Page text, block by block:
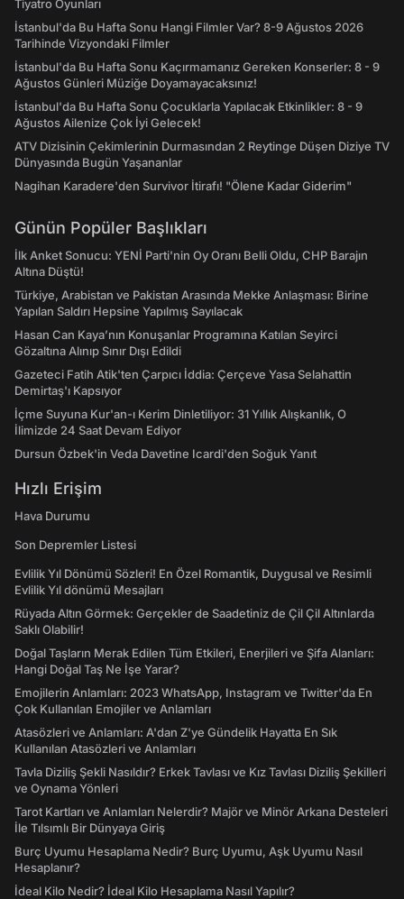
Tiyatro Oyunları
İstanbul'da Bu Hafta Sonu Hangi Filmler Var? 8-9 Ağustos 2026
Tarihinde Vizyondaki Filmler
İstanbul'da Bu Hafta Sonu Kaçırmamanız Gereken Konserler: 8 - 9
Ağustos Günleri Müziğe Doyamayacaksınız!
İstanbul'da Bu Hafta Sonu Çocuklarla Yapılacak Etkinlikler: 8 - 9
Ağustos Ailenize Çok İyi Gelecek!
ATV Dizisinin Çekimlerinin Durmasından 2 Reytinge Düşen Diziye TV
Dünyasında Bugün Yaşananlar
Nagihan Karadere'den Survivor İtirafı! "Ölene Kadar Giderim"
Günün Popüler Başlıkları
İlk Anket Sonucu: YENİ Parti'nin Oy Oranı Belli Oldu, CHP Barajın
Altına Düştü!
Türkiye, Arabistan ve Pakistan Arasında Mekke Anlaşması: Birine
Yapılan Saldırı Hepsine Yapılmış Sayılacak
Hasan Can Kaya’nın Konuşanlar Programına Katılan Seyirci
Gözaltına Alınıp Sınır Dışı Edildi
Gazeteci Fatih Atik'ten Çarpıcı İddia: Çerçeve Yasa Selahattin
Demirtaş'ı Kapsıyor
İçme Suyuna Kur'an-ı Kerim Dinletiliyor: 31 Yıllık Alışkanlık, O
İlimizde 24 Saat Devam Ediyor
Dursun Özbek'in Veda Davetine Icardi'den Soğuk Yanıt
Hızlı Erişim
Hava Durumu
Son Depremler Listesi
Evlilik Yıl Dönümü Sözleri! En Özel Romantik, Duygusal ve Resimli
Evlilik Yıl dönümü Mesajları
Rüyada Altın Görmek: Gerçekler de Saadetiniz de Çil Çil Altınlarda
Saklı Olabilir!
Doğal Taşların Merak Edilen Tüm Etkileri, Enerjileri ve Şifa Alanları:
Hangi Doğal Taş Ne İşe Yarar?
Emojilerin Anlamları: 2023 WhatsApp, Instagram ve Twitter'da En
Çok Kullanılan Emojiler ve Anlamları
Atasözleri ve Anlamları: A'dan Z'ye Gündelik Hayatta En Sık
Kullanılan Atasözleri ve Anlamları
Tavla Diziliş Şekli Nasıldır? Erkek Tavlası ve Kız Tavlası Diziliş Şekilleri
ve Oynama Yönleri
Tarot Kartları ve Anlamları Nelerdir? Majör ve Minör Arkana Desteleri
İle Tılsımlı Bir Dünyaya Giriş
Burç Uyumu Hesaplama Nedir? Burç Uyumu, Aşk Uyumu Nasıl
Hesaplanır?
İdeal Kilo Nedir? İdeal Kilo Hesaplama Nasıl Yapılır?